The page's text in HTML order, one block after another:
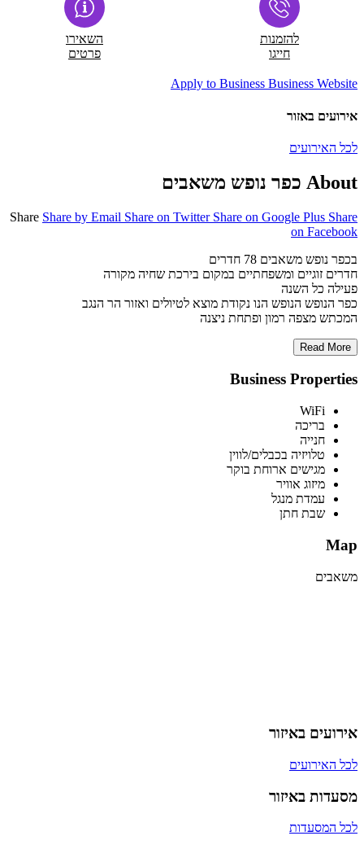
להזמנות
חייגו
השאירו
פרטים
Apply to Business Business Website
אירועים באזור
לכל האירועים
About כפר נופש משאבים
Share Share by Email Share on Twitter Share on Google Plus Share
on Facebook
בכפר נופש משאבים 78 חדרים
חדרים זוגיים ומשפחתיים במקום בירכת שחיה מקורה
פעילה כל השנה
כפר הנופש הנופש הנו נקודת מוצא לטיולים ואזור הר הנגב
המכתש מצפה רמון ופתחת ניצנה
Read More
Business Properties
WiFi
בריכה
חנייה
טלויזיה בכבלים/לווין
מגישים ארוחת בוקר
מיזוג אוויר
עמדת מנגל
שבת חתן
Map
משאבים
אירועים באיזור
לכל האירועים
מסעדות באיזור
לכל המסעדות